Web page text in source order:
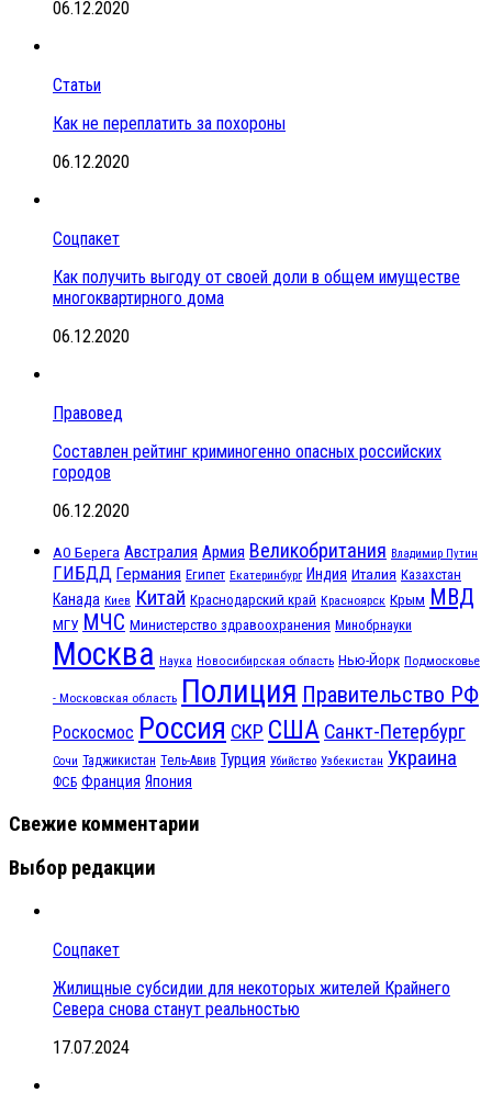
06.12.2020
Статьи
Как не переплатить за похороны
06.12.2020
Соцпакет
Как получить выгоду от своей доли в общем имуществе
многоквартирного дома
06.12.2020
Правовед
Составлен рейтинг криминогенно опасных российских
городов
06.12.2020
АО Берега Австралия Армия Великобритания Владимир Путин
ГИБДД Германия Египет Екатеринбург Индия Италия Казахстан
Канада Киев Китай Краснодарский край Красноярск Крым МВД
МГУ МЧС Министерство здравоохранения Минобрнауки
Москва Наука Новосибирская область Нью-Йорк Подмосковье
- Московская область Полиция Правительство РФ
Роскосмос Россия СКР США Санкт-Петербург
Сочи Таджикистан Тель-Авив Турция Убийство Узбекистан Украина
ФСБ Франция Япония
Свежие комментарии
Выбор редакции
Соцпакет
Жилищные субсидии для некоторых жителей Крайнего
Севера снова станут реальностью
17.07.2024